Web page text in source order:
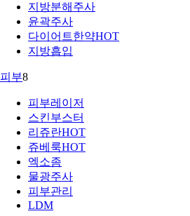
지방분해주사
윤곽주사
다이어트한약HOT
지방흡입
피부8
피부레이저
스킨부스터
리쥬란HOT
쥬베룩HOT
엑소좀
물광주사
피부관리
LDM